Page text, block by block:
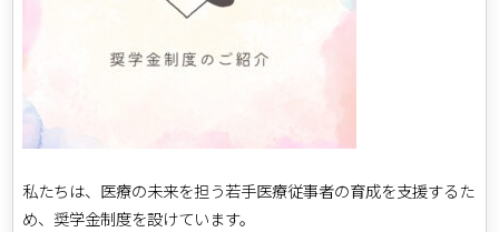
私たちは、医療の未来を担う若手医療従事者の育成を支援するた
め、奨学金制度を設けています。